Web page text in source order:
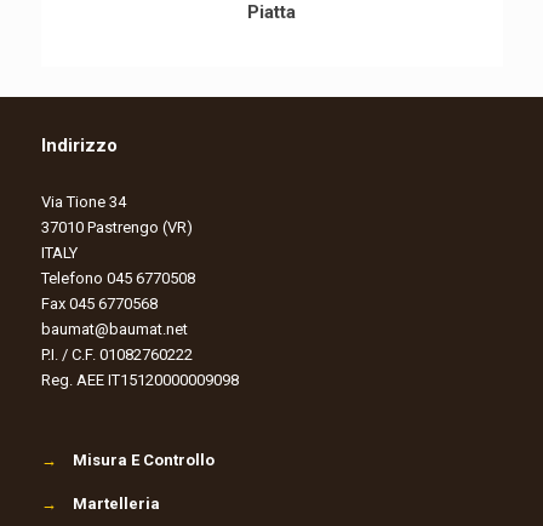
Piatta
Indirizzo
Via Tione 34
37010 Pastrengo (VR)
ITALY
Telefono 045 6770508
Fax 045 6770568
baumat@baumat.net
P.I. / C.F. 01082760222
Reg. AEE IT15120000009098
→ Misura E Controllo
→ Martelleria